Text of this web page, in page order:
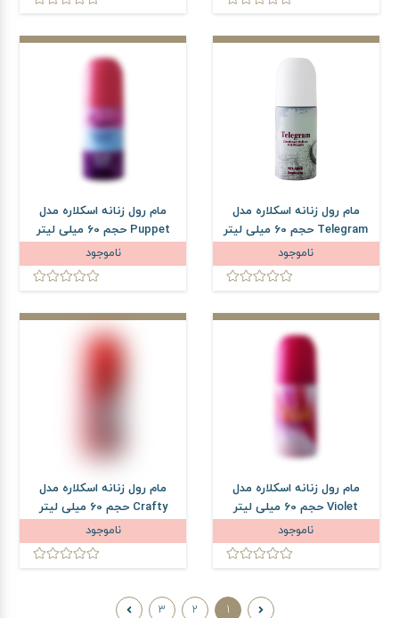
مام رول زنانه اسکلاره مدل
Telegram حجم 60 میلی لیتر
ناموجود
مام رول زنانه اسکلاره مدل
Puppet حجم 60 میلی لیتر
ناموجود
مام رول زنانه اسکلاره مدل
Violet حجم 60 میلی لیتر
ناموجود
مام رول زنانه اسکلاره مدل
Crafty حجم 60 میلی لیتر
ناموجود
1
2
3